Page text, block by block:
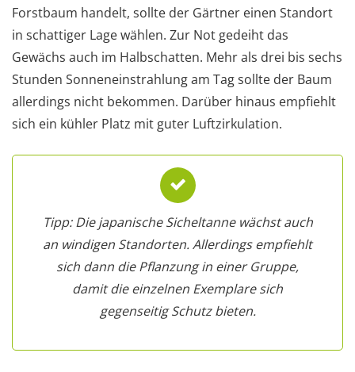
Forstbaum handelt, sollte der Gärtner einen Standort
in schattiger Lage wählen. Zur Not gedeiht das
Gewächs auch im Halbschatten. Mehr als drei bis sechs
Stunden Sonneneinstrahlung am Tag sollte der Baum
allerdings nicht bekommen. Darüber hinaus empfiehlt
sich ein kühler Platz mit guter Luftzirkulation.
Tipp: Die japanische Sicheltanne wächst auch
an windigen Standorten. Allerdings empfiehlt
sich dann die Pflanzung in einer Gruppe,
damit die einzelnen Exemplare sich
gegenseitig Schutz bieten.